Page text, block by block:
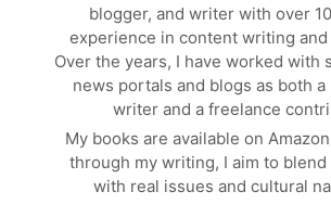
blogger, and writer with over
experience in content writing
Over the years, I have worked with
news portals and blogs as both
writer and a freelance
My books are available on
through my writing, I aim to
with real issues and cultural